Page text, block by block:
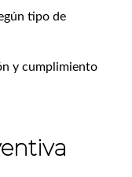
tipo de
y cumplimiento